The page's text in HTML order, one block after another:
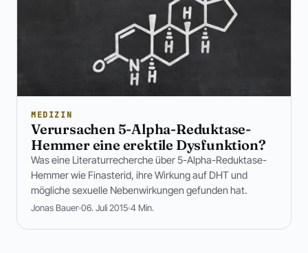
MEDIZIN
Verursachen 5-Alpha-Reduktase-
Hemmer eine erektile Dysfunktion?
Was eine Literaturrecherche über 5-Alpha-Reduktase-
Hemmer wie Finasterid, ihre Wirkung auf DHT und
mögliche sexuelle Nebenwirkungen gefunden hat.
Jonas Bauer 06. Juli 2015 4 Min.